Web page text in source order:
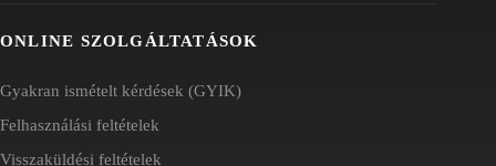
ONLINE SZOLGÁLTATÁSOK
Gyakran ismételt kérdések (GYIK)
Felhasználási feltételek
Visszaküldési feltételek